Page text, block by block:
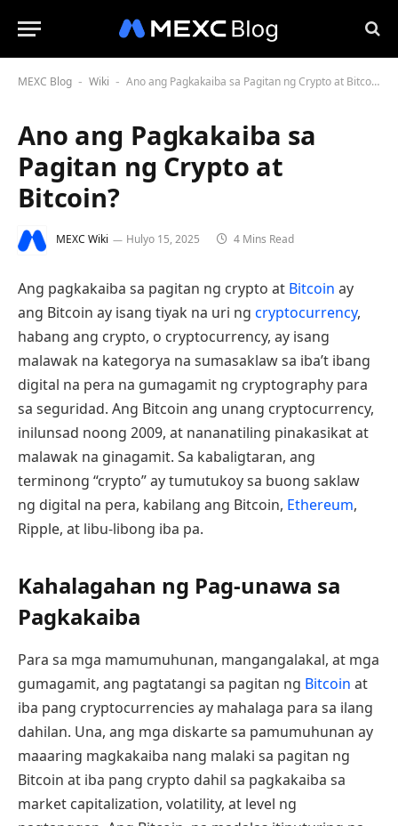
MEXC Blog - Wiki - Ano ang Pagkakaiba sa Pagitan ng Crypto at Bitcoin?
Ano ang Pagkakaiba sa
Pagitan ng Crypto at
Bitcoin?
MEXC Wiki Hulyo 15, 2025 4 Mins Read
Ang pagkakaiba sa pagitan ng crypto at Bitcoin ay
ang Bitcoin ay isang tiyak na uri ng cryptocurrency,
habang ang crypto, o cryptocurrency, ay isang
malawak na kategorya na sumasaklaw sa iba’t ibang
digital na pera na gumagamit ng cryptography para
sa seguridad. Ang Bitcoin ang unang cryptocurrency,
inilunsad noong 2009, at nananatiling pinakasikat at
malawak na ginagamit. Sa kabaligtaran, ang
terminong “crypto” ay tumutukoy sa buong saklaw
ng digital na pera, kabilang ang Bitcoin, Ethereum,
Ripple, at libu-libong iba pa.
Kahalagahan ng Pag-unawa sa
Pagkakaiba
Para sa mga mamumuhunan, mangangalakal, at mga
gumagamit, ang pagtatangi sa pagitan ng Bitcoin at
iba pang cryptocurrencies ay mahalaga para sa ilang
dahilan. Una, ang mga diskarte sa pamumuhunan ay
maaaring magkakaiba nang malaki sa pagitan ng
Bitcoin at iba pang crypto dahil sa pagkakaiba sa
market capitalization, volatility, at level ng